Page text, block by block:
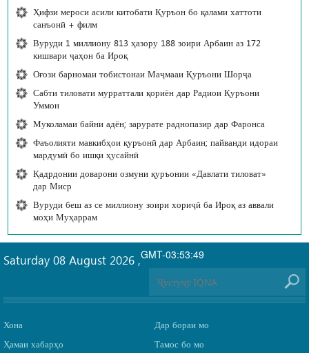
Ҳифзи мероси асили китобати Қуръон бо қалами хаттоти
санъонӣ + филм
Вуруди 1 миллиону 813 ҳазору 188 зоири Арбаин аз 172
кишвари ҷаҳон ба Ироқ
Оғози барномаи тобистонаи Маҷмааи Қуръони Шорҷа
Сабти тиловати мурраттали қориён дар Радиои Қуръони
Уммон
Муколамаи байни адён; зарурате раднопазир дар Фаронса
Фаъолияти мавкибҳои қуръонӣ дар Арбаин; пайванди идораи
мардумӣ бо ишқи ҳусайнӣ
Қадрдонии доварони озмуни қуръонии «Давлати тиловат»
дар Миср
Вуруди беш аз се миллиону зоири хориҷӣ ба Ироқ аз аввали
моҳи Муҳаррам
GMT-03:53:49
Saturday 08 August 2026 ,
Хона
Ҳамаи хабарҳо
Дар бораи мо
Тамос бо мо